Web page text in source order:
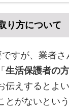
り方について
すが、業者
生活保護者の
伝えするとよ
とがないとい